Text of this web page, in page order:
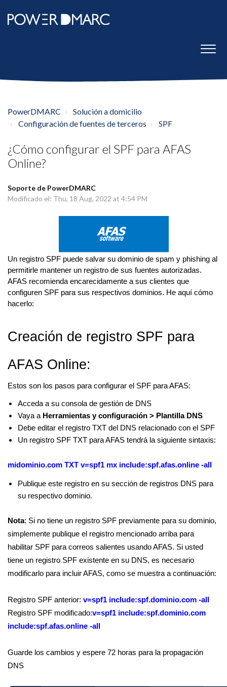
PowerDMARC
Solución a domicilio
Configuración de fuentes de terceros
SPF
¿Cómo configurar el SPF para AFAS
Online?
Soporte de PowerDMARC
Modificado el: Thu, 18 Aug, 2022 at 4:54 PM
Un registro SPF puede salvar su dominio de spam y phishing al
permitirle mantener un registro de sus fuentes autorizadas.
AFAS recomienda encarecidamente a sus clientes que
configuren SPF para sus respectivos dominios. He aquí cómo
hacerlo:
Creación de registro SPF para
AFAS Online:
Estos son los pasos para configurar el SPF para AFAS:
Acceda a su consola de gestión de DNS
Vaya a Herramientas y configuración > Plantilla DNS
Debe editar el registro TXT del DNS relacionado con el SPF
Un registro SPF TXT para AFAS tendrá la siguiente sintaxis:
midominio.com TXT v=spf1 mx include:spf.afas.online -all
Publique este registro en su sección de registros DNS para
su respectivo dominio.
Nota: Si no tiene un registro SPF previamente para su dominio,
simplemente publique el registro mencionado arriba para
habilitar SPF para correos salientes usando AFAS. Si usted
tiene un registro SPF existente en su DNS, es necesario
modificarlo para incluir AFAS, como se muestra a continuación:
Registro SPF anterior: v=spf1 include:spf.dominio.com -all
Registro SPF modificado:v=spf1 include:spf.dominio.com
include:spf.afas.online -all
Guarde los cambios y espere 72 horas para la propagación
DNS